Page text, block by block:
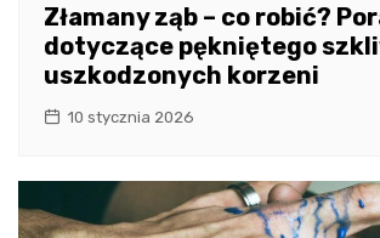
Złamany ząb – co robić?
dotyczące pękniętego
uszkodzonych korzeni
10 stycznia 2026